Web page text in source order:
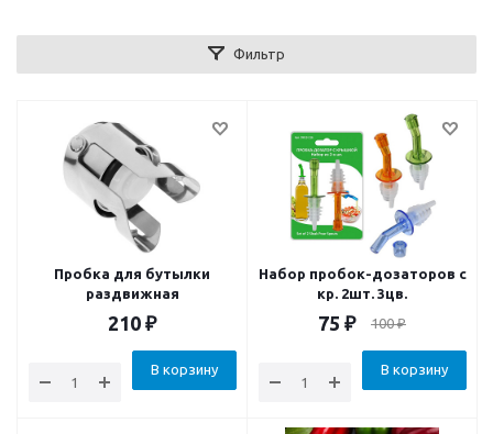
Фильтр
Пробка для бутылки
раздвижная
210 ₽
В корзину
Набор пробок-дозаторов с
кр. 2шт. 3цв.
75 ₽ 100₽
В корзину